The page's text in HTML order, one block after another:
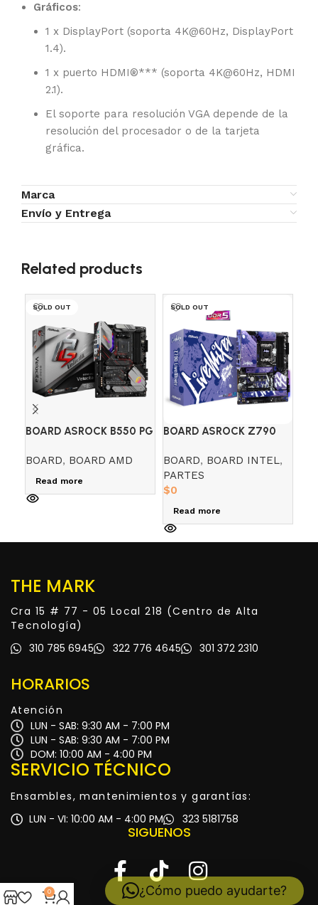
Gráficos:
1 x DisplayPort (soporta 4K@60Hz, DisplayPort
1.4).
1 x puerto HDMI®*** (soporta 4K@60Hz, HDMI
2.1).
El soporte para resolución VGA depende de la
resolución del procesador o de la tarjeta
gráfica.
Marca
Envío y Entrega
Related products
SOLD OUT
BOARD ASROCK B550 PG
BOARD, BOARD AMD
Read more
SOLD OUT
BOARD ASROCK Z790
BOARD, BOARD INTEL,
PARTES
$0
Read more
THE MARK
Cra 15 # 77 - 05 Local 218 (Centro de Alta
Tecnología)
310 785 6945
322 776 4645 301 372 2310
HORARIOS
Atención
LUN - SAB: 9:30 AM - 7:00 PM
LUN - SAB: 9:30 AM - 7:00 PM
DOM: 10:00 AM - 4:00 PM
SERVICIO TÉCNICO
Ensambles, mantenimientos y garantías:
LUN - VI: 10:00 AM - 4:00 PM
323 5181758
SIGUENOS
0 ¿Cómo puedo ayudarte?